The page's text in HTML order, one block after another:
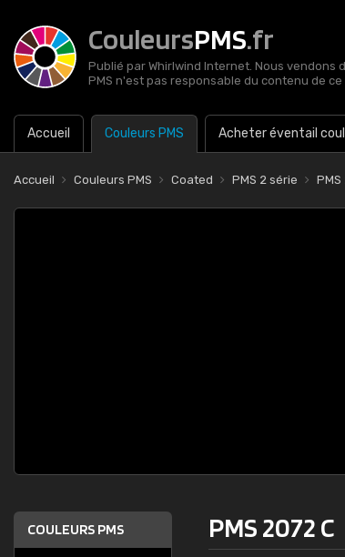
CouleursPMS.fr
Publié par Whirlwind Internet. Nous vendons
PMS n'est pas responsable du contenu de ce
Accueil Couleurs PMS Acheter éventail
Accueil Couleurs PMS Coated PMS 2 série PMS
COULEURS PMS PMS 2072 C